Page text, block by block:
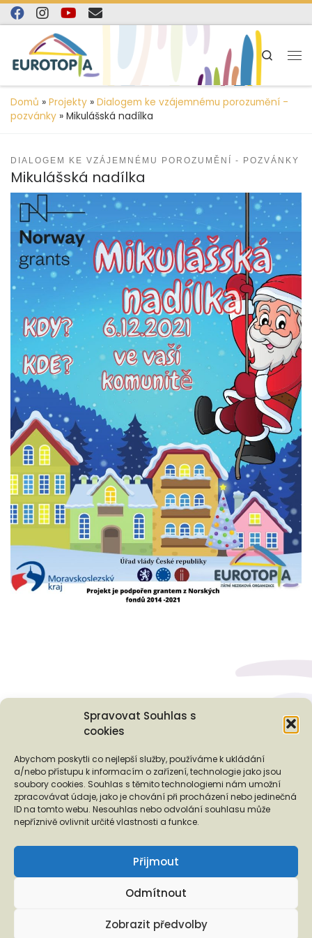
Spravovat Souhlas s
cookies
Abychom poskytli co nejlepší služby, používáme k ukládání
a/nebo přístupu k informacím o zařízení, technologie jako jsou
soubory cookies. Souhlas s těmito technologiemi nám umožní
zpracovávat údaje, jako je chování při procházení nebo jedinečná
ID na tomto webu. Nesouhlas nebo odvolání souhlasu může
nepříznivě ovlivnit určité vlastnosti a funkce.
Přijmout
Odmítnout
Zobrazit předvolby
content
Skip to content
Search
Domů » Projekty » Dialogem ke vzájemnému porozumění -
pozvánky » Mikulášská nadílka
DIALOGEM KE VZÁJEMNÉMU POROZUMĚNÍ - POZVÁNKY
Mikulášská nadílka
Podporují nás...
❬ ❭